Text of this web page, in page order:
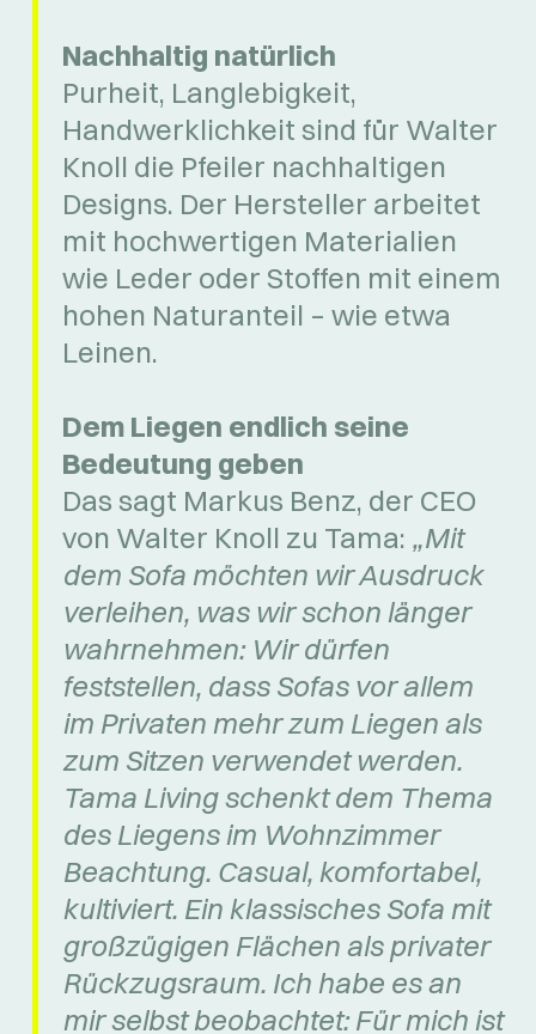
Nachhaltig natürlich
Purheit, Langlebigkeit,
Handwerklichkeit sind für Walter
Knoll die Pfeiler nachhaltigen
Designs. Der Hersteller arbeitet
mit hochwertigen Materialien
wie Leder oder Stoffen mit einem
hohen Naturanteil – wie etwa
Leinen.
Dem Liegen endlich seine
Bedeutung geben
Das sagt Markus Benz, der CEO
von Walter Knoll zu Tama: „Mit
dem Sofa möchten wir Ausdruck
verleihen, was wir schon länger
wahrnehmen: Wir dürfen
feststellen, dass Sofas vor allem
im Privaten mehr zum Liegen als
zum Sitzen verwendet werden.
Tama Living schenkt dem Thema
des Liegens im Wohnzimmer
Beachtung. Casual, komfortabel,
kultiviert. Ein klassisches Sofa mit
großzügigen Flächen als privater
Rückzugsraum. Ich habe es an
mir selbst beobachtet: Für mich ist